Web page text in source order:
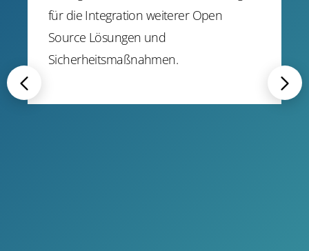
für die Integration weiterer Open
Source Lösungen und
Sicherheitsmaßnahmen.